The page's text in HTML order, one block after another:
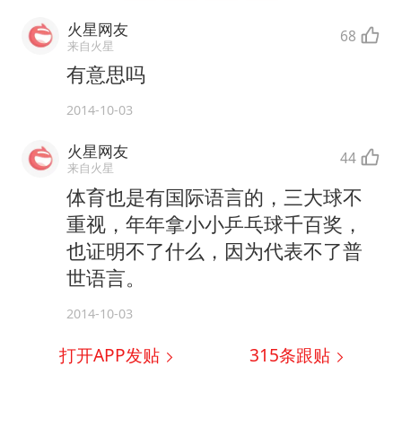
火星网友
来自火星 68
有意思吗
2014-10-03
火星网友
来自火星 44
体育也是有国际语言的，三大球不
重视，年年拿小小乒乓球千百奖，
也证明不了什么，因为代表不了普
世语言。
2014-10-03
打开APP发贴 315条跟贴